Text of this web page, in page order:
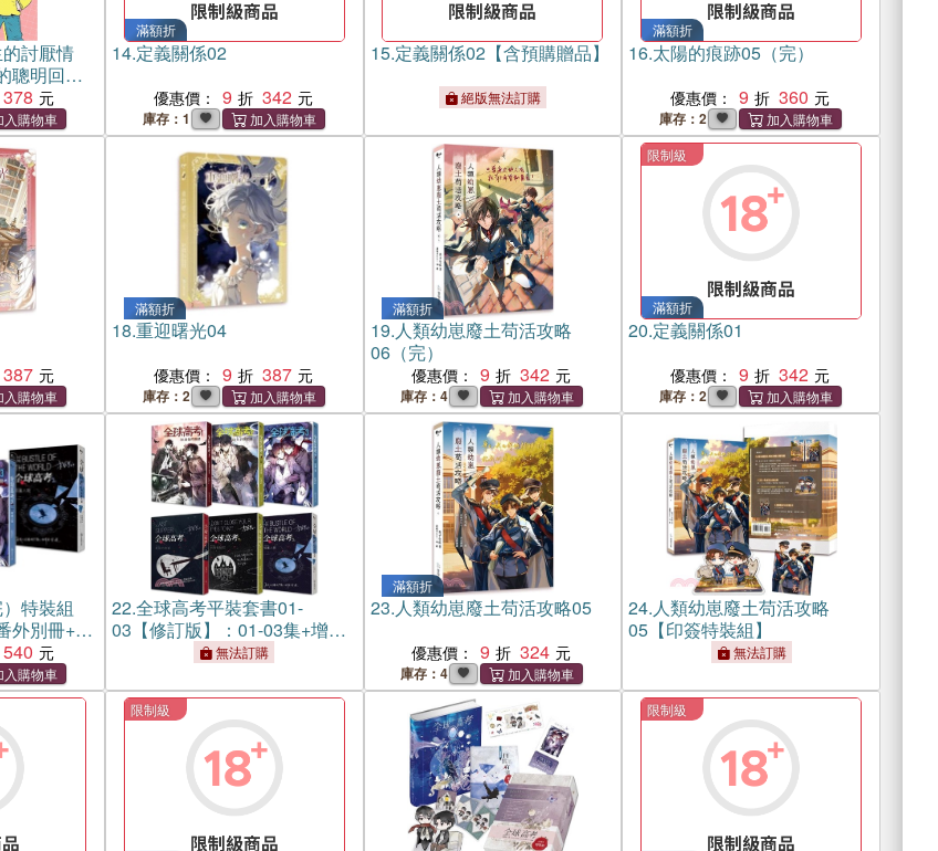
討厭情
聰明回話
傷心，這
說看呢？
378
滿額折
14.定義關係02
優惠價： 9 342
庫存：1
15.定義關係02【含預購贈品】
絕版無法訂購
滿額折
16.太陽的痕跡05（完）
優惠價： 9 360
庫存：2
387
滿額折
18.重迎曙光04
優惠價： 9 387
庫存：2
滿額折
19.人類幼崽廢土苟活攻略
06（完）
優惠價： 9 342
庫存：4
限制級
滿額折
20.定義關係01
優惠價： 9 342
庫存：2
特裝組
外別冊+A5
540
22.全球高考平裝套書01-
03【修訂版】：01-03集+增訂
番外別冊+A5文件夾
無法訂購
滿額折
23.人類幼崽廢土苟活攻略05
優惠價： 9 324
庫存：4
24.人類幼崽廢土苟活攻略
05【印簽特裝組】
無法訂購
限制級 限制級